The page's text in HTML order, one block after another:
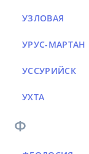
УЗЛОВАЯ
УРУС-МАРТАН
УССУРИЙСК
УХТА
Ф